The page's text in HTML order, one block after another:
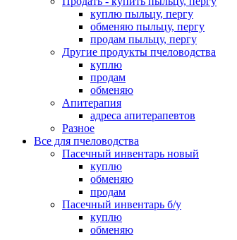
куплю пыльцу, пергу
обменяю пыльцу, пергу
продам пыльцу, пергу
Другие продукты пчеловодства
куплю
продам
обменяю
Апитерапия
адреса апитерапевтов
Разное
Все для пчеловодства
Пасечный инвентарь новый
куплю
обменяю
продам
Пасечный инвентарь б/у
куплю
обменяю